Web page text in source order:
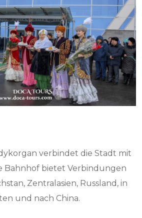
verbindet die Stadt mit
Bahnhof bietet Verbindungen
Zentralasien, Russland, in
und nach China.